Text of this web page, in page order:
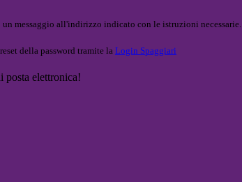
un messaggio all'indirizzo indicato con le istruzioni necessarie.
della password tramite la Login Spaggiari
posta elettronica!